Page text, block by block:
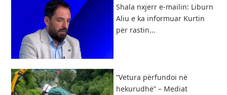
Shala nxjerr e-mailin: Liburn
Aliu e ka informuar Kurtin
për rastin...
“Vetura përfundoi në
hekurudhë” – Mediat